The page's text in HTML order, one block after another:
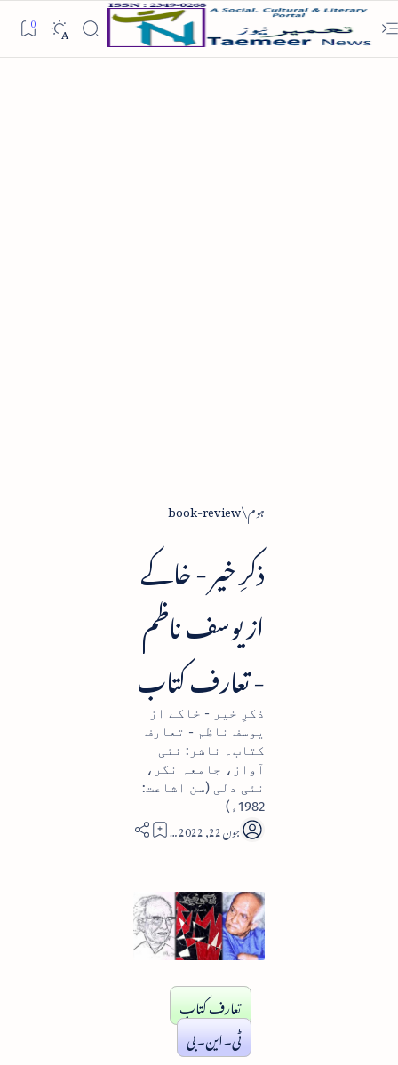
ہوم book-review
ذکرِ خیر - خاکے
از یوسف ناظم
- تعارف کتاب
ذکرِ خیر - خاکے از
یوسف ناظم - تعارف
کتاب۔ ناشر: نئی
آواز، جامعہ نگر،
نئی دلی (سن اشاعت:
1982ء)
2
تعارف کتاب
ٹی۔این۔بی